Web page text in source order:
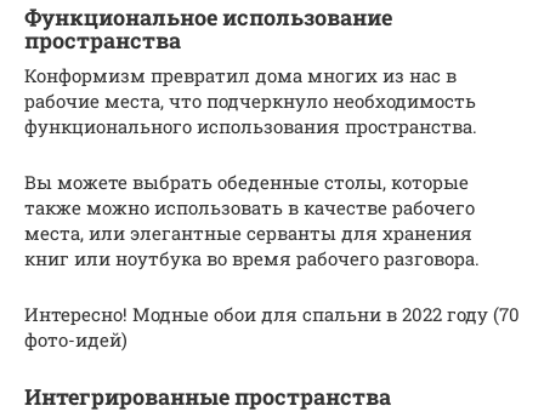
Функциональное использование
пространства
Конформизм превратил дома многих из нас в
рабочие места, что подчеркнуло необходимость
функционального использования пространства.
Вы можете выбрать обеденные столы, которые
также можно использовать в качестве рабочего
места, или элегантные серванты для хранения
книг или ноутбука во время рабочего разговора.
Интересно! Модные обои для спальни в 2022 году (70
фото-идей)
Интегрированные пространства